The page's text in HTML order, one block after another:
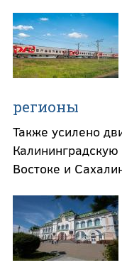
регионы
Также усилено
Востоке и